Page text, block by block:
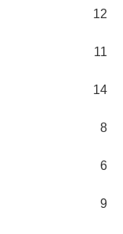
12
11
14
8
6
9